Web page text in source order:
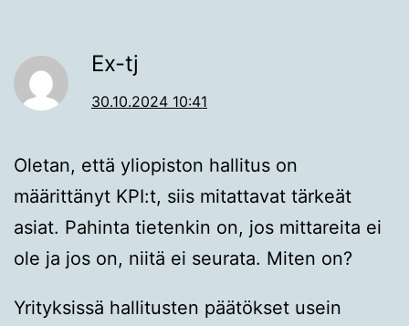
Ex-tj
30.10.2024 10:41
Oletan, että yliopiston hallitus on
määrittänyt KPI:t, siis mitattavat tärkeät
asiat. Pahinta tietenkin on, jos mittareita ei
ole ja jos on, niitä ei seurata. Miten on?
Yrityksissä hallitusten päätökset usein